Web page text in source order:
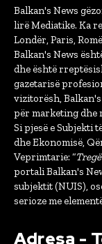
Balkan's News
lirë Mediatike. Ka
Londër, Paris,
Balkan's News
dhe është
gazetarisë
vizitorësh,
për marketing dhe
Si pjesë e Subjekti
dhe Ekonomisë,
Veprimtarie: “
portali Balkan's
subjektit (NUIS),
serioze me
Adresa -